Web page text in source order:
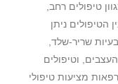
טיפולים רחב,
הטיפולים ניתן
שריר-שלד,
וטיפולים
מציעות טיפולי